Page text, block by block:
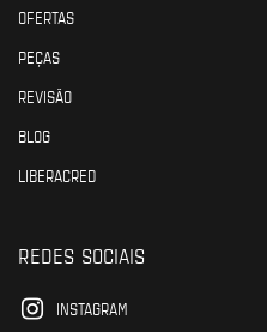
OFERTAS
PEÇAS
REVISÃO
BLOG
LIBERACRED
REDES SOCIAIS
INSTAGRAM